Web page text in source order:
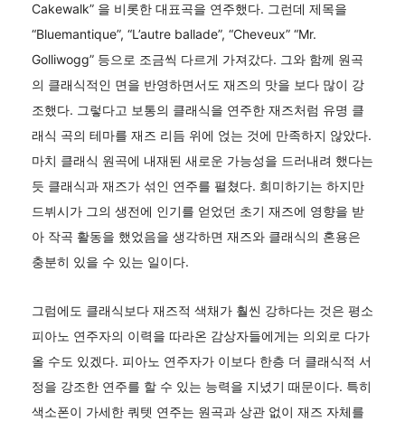
Cakewalk” 을 비롯한 대표곡을 연주했다. 그런데 제목을
“Bluemantique”, “L’autre ballade”, “Cheveux” “Mr.
Golliwogg” 등으로 조금씩 다르게 가져갔다. 그와 함께 원곡
의 클래식적인 면을 반영하면서도 재즈의 맛을 보다 많이 강
조했다. 그렇다고 보통의 클래식을 연주한 재즈처럼 유명 클
래식 곡의 테마를 재즈 리듬 위에 얹는 것에 만족하지 않았다.
마치 클래식 원곡에 내재된 새로운 가능성을 드러내려 했다는
듯 클래식과 재즈가 섞인 연주를 펼쳤다. 희미하기는 하지만
드뷔시가 그의 생전에 인기를 얻었던 초기 재즈에 영향을 받
아 작곡 활동을 했었음을 생각하면 재즈와 클래식의 혼용은
충분히 있을 수 있는 일이다.
그럼에도 클래식보다 재즈적 색채가 훨씬 강하다는 것은 평소
피아노 연주자의 이력을 따라온 감상자들에게는 의외로 다가
올 수도 있겠다. 피아노 연주자가 이보다 한층 더 클래식적 서
정을 강조한 연주를 할 수 있는 능력을 지녔기 때문이다. 특히
색소폰이 가세한 쿼텟 연주는 원곡과 상관 없이 재즈 자체를